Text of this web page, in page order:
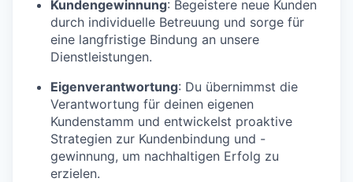
Kundengewinnung: Begeistere neue Kunden
durch individuelle Betreuung und sorge für
eine langfristige Bindung an unsere
Dienstleistungen.
Eigenverantwortung: Du übernimmst die
Verantwortung für deinen eigenen
Kundenstamm und entwickelst proaktive
Strategien zur Kundenbindung und -
gewinnung, um nachhaltigen Erfolg zu
erzielen.